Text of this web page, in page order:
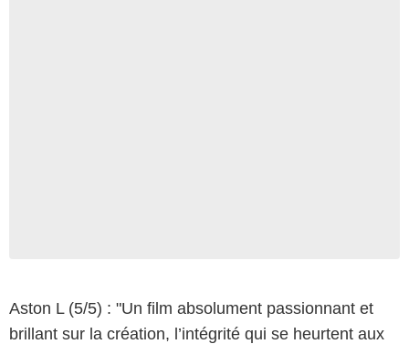
Aston L (5/5) : "Un film absolument passionnant et
brillant sur la création, l’intégrité qui se heurtent aux